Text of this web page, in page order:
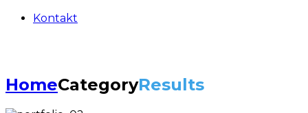
Kontakt
HomeCategoryResults